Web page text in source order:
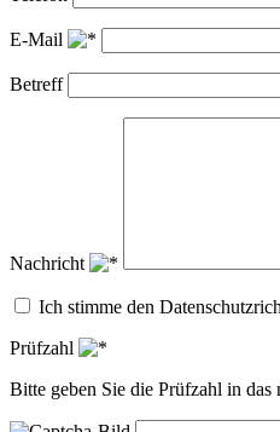
E-Mail
Betreff
Nachricht
Ich stimme den
Prüfzahl
Bitte geben Sie die Prüfzahl in das